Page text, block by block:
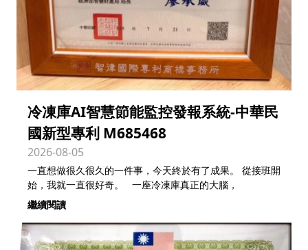
冷凍庫AI智慧節能監控發報系統-中華民
國新型專利 M685468
2026-08-05
一直想做很久很久的一件事，今天終於有了成果。 從接班開
始，我就一直很好奇。 一座冷凍庫真正的大腦，
繼續閱讀